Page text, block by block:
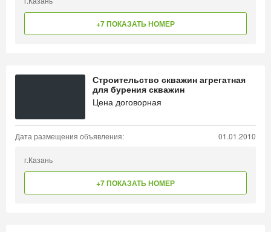
+7 ПОКАЗАТЬ НОМЕР
Строительство скважин агрегатная
для бурения скважин
Цена договорная
Дата размещения объявления: 01.01.2010
г.Казань
+7 ПОКАЗАТЬ НОМЕР